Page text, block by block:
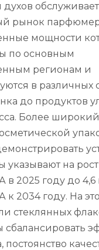
обслуживает
рынок
мощности
по основным
регионам и
в различных
до продуктов
Более
указывают на
в 2025 году до
к 2034 году. На
стеклянных
постоянство